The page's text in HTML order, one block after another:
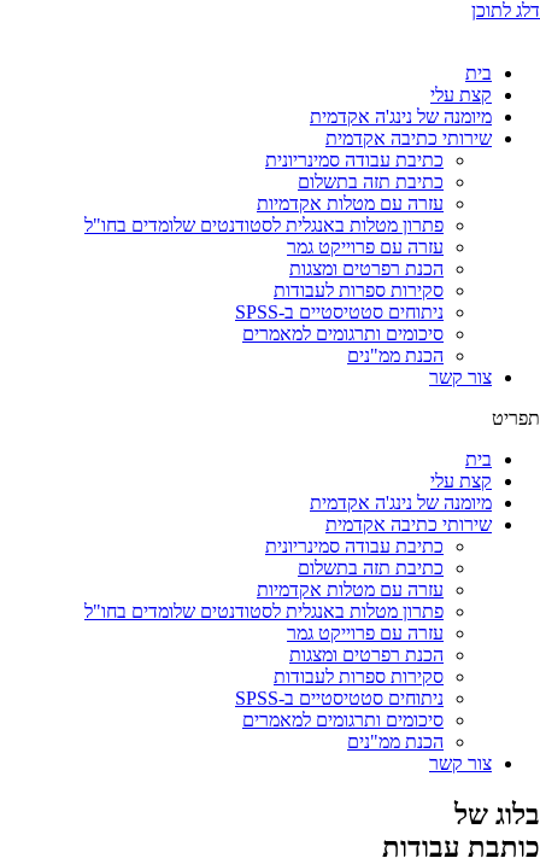
דלג לתוכן
בית
קצת עלי
מיומנה של נינג'ה אקדמית
שירותי כתיבה אקדמית
כתיבת עבודה סמינריונית
כתיבת תזה בתשלום
עזרה עם מטלות אקדמיות
פתרון מטלות באנגלית לסטודנטים שלומדים בחו"ל
עזרה עם פרוייקט גמר
הכנת רפרטים ומצגות
סקירות ספרות לעבודות
ניתוחים סטטיסטיים ב-SPSS
סיכומים ותרגומים למאמרים
הכנת ממ"נים
צור קשר
תפריט
בית
קצת עלי
מיומנה של נינג'ה אקדמית
שירותי כתיבה אקדמית
כתיבת עבודה סמינריונית
כתיבת תזה בתשלום
עזרה עם מטלות אקדמיות
פתרון מטלות באנגלית לסטודנטים שלומדים בחו"ל
עזרה עם פרוייקט גמר
הכנת רפרטים ומצגות
סקירות ספרות לעבודות
ניתוחים סטטיסטיים ב-SPSS
סיכומים ותרגומים למאמרים
הכנת ממ"נים
צור קשר
בלוג של
כותבת עבודות